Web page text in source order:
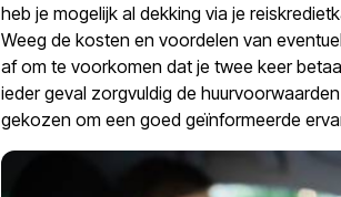
heb je mogelijk al dekking via je
Weeg de kosten en voordelen van
af om te voorkomen dat je twee keer
ieder geval zorgvuldig de
gekozen om een goed geïnformeerde